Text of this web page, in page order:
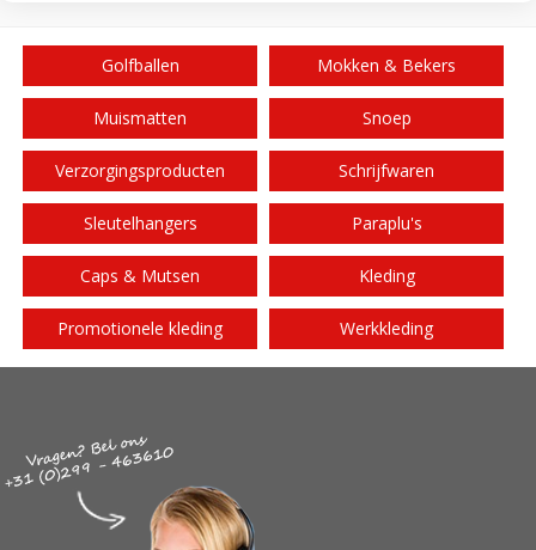
Golfballen Mokken & Bekers
Muismatten Snoep
Verzorgingsproducten Schrijfwaren
Sleutelhangers Paraplu's
Caps & Mutsen Kleding
Promotionele kleding Werkkleding